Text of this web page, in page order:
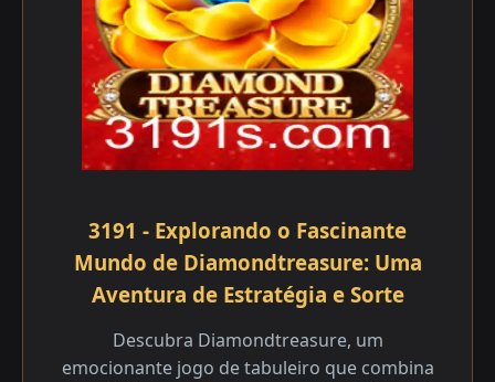
3191 - Explorando o Fascinante
Mundo de Diamondtreasure: Uma
Aventura de Estratégia e Sorte
Descubra Diamondtreasure, um
emocionante jogo de tabuleiro que combina